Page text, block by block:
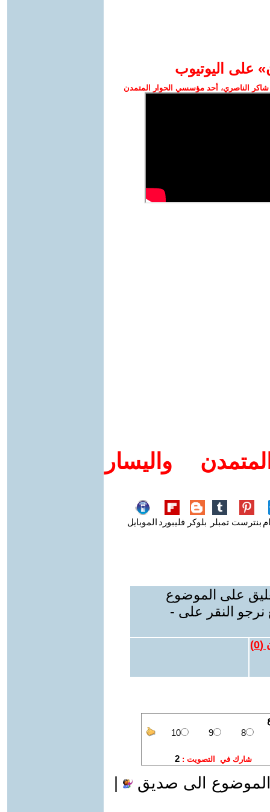
على اليوتيوب
الناصري، أحد مؤسسي الحوار المتمدن
واليسار
بنترست تمبلر بلوكر فليبورد الموبايل
على الموضوع
نرجو النقر على -
(
0
)
الى صديق